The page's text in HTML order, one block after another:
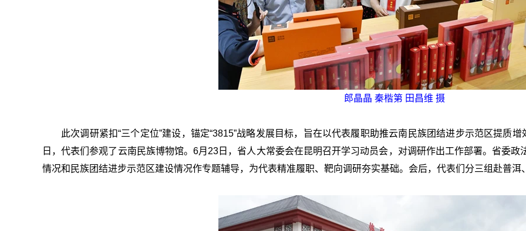
郎晶晶 秦楷第 田昌维 摄
此次调研紧扣“三个定位”建设，锚定“3815”战略发展目标，旨在以代表履职助推云南民族团结进步示范区提质
日，代表们参观了云南民族博物馆。6月23日，省人大常委会在昆明召开学习动员会，对调研作出工作部署。省委
情况和民族团结进步示范区建设情况作专题辅导，为代表精准履职、靶向调研夯实基础。会后，代表们分三组赴普